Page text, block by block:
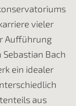
vieler
Aufführung
Bach
ein idealer
aus